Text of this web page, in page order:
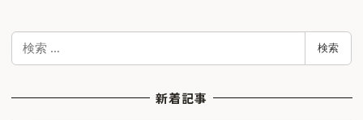
検
検索
新着記事